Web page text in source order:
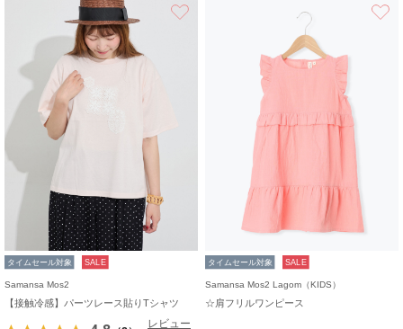
タイムセール対象 SALE
Samansa Mos2
【接触冷感】パーツレース貼りTシャツ
レビュー
タイムセール対象 SALE
Samansa Mos2 Lagom（KIDS）
☆肩フリルワンピース